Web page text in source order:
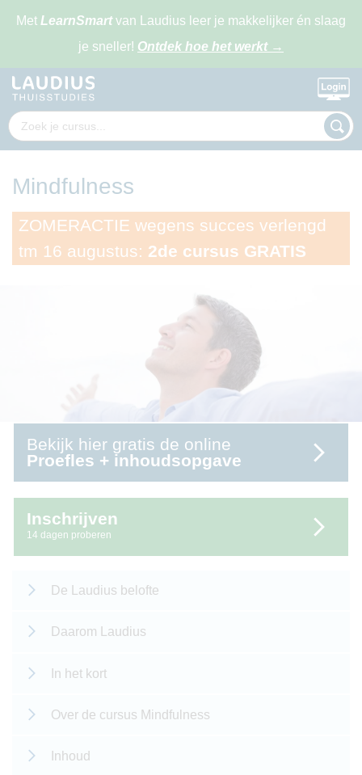
Met LearnSmartvan Laudius leer je makkelijker én slaag
je sneller! Ontdek hoe het werkt →
Mindfulness
ZOMERACTIE wegens succes verlengd
tm 16 augustus: 2de cursus GRATIS
Bekijk hier gratis de online
Proefles + inhoudsopgave
Inschrijven
14 dagen proberen
De Laudius belofte
Daarom Laudius
In het kort
Over de cursus Mindfulness
Inhoud